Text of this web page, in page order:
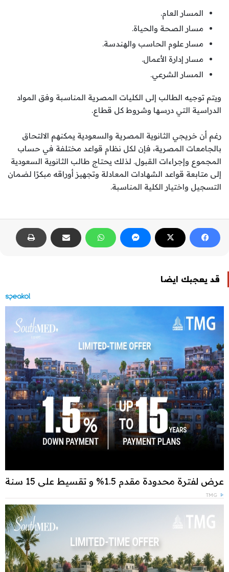
المسار العام.
مسار الصحة والحياة.
مسار علوم الحاسب والهندسة.
مسار إدارة الأعمال.
المسار الشرعي.
ويتم توجيه الطالب إلى الكليات المصرية المناسبة وفق المواد
الدراسية التي درسها وشروط كل قطاع.
رغم أن خريجي الثانوية المصرية والسعودية يمكنهم الالتحاق
بالجامعات المصرية، فإن لكل نظام قواعد مختلفة في حساب
المجموع وإجراءات القبول. لذلك يحتاج طالب الثانوية السعودية
إلى متابعة قواعد الشهادات المعادلة وتجهيز أوراقه مبكرًا لضمان
التسجيل واختيار الكلية المناسبة.
قد يعجبك ايضا
عرض لفترة محدودة مقدم 1.5% و تقسيط علي 15 سنة
TMG